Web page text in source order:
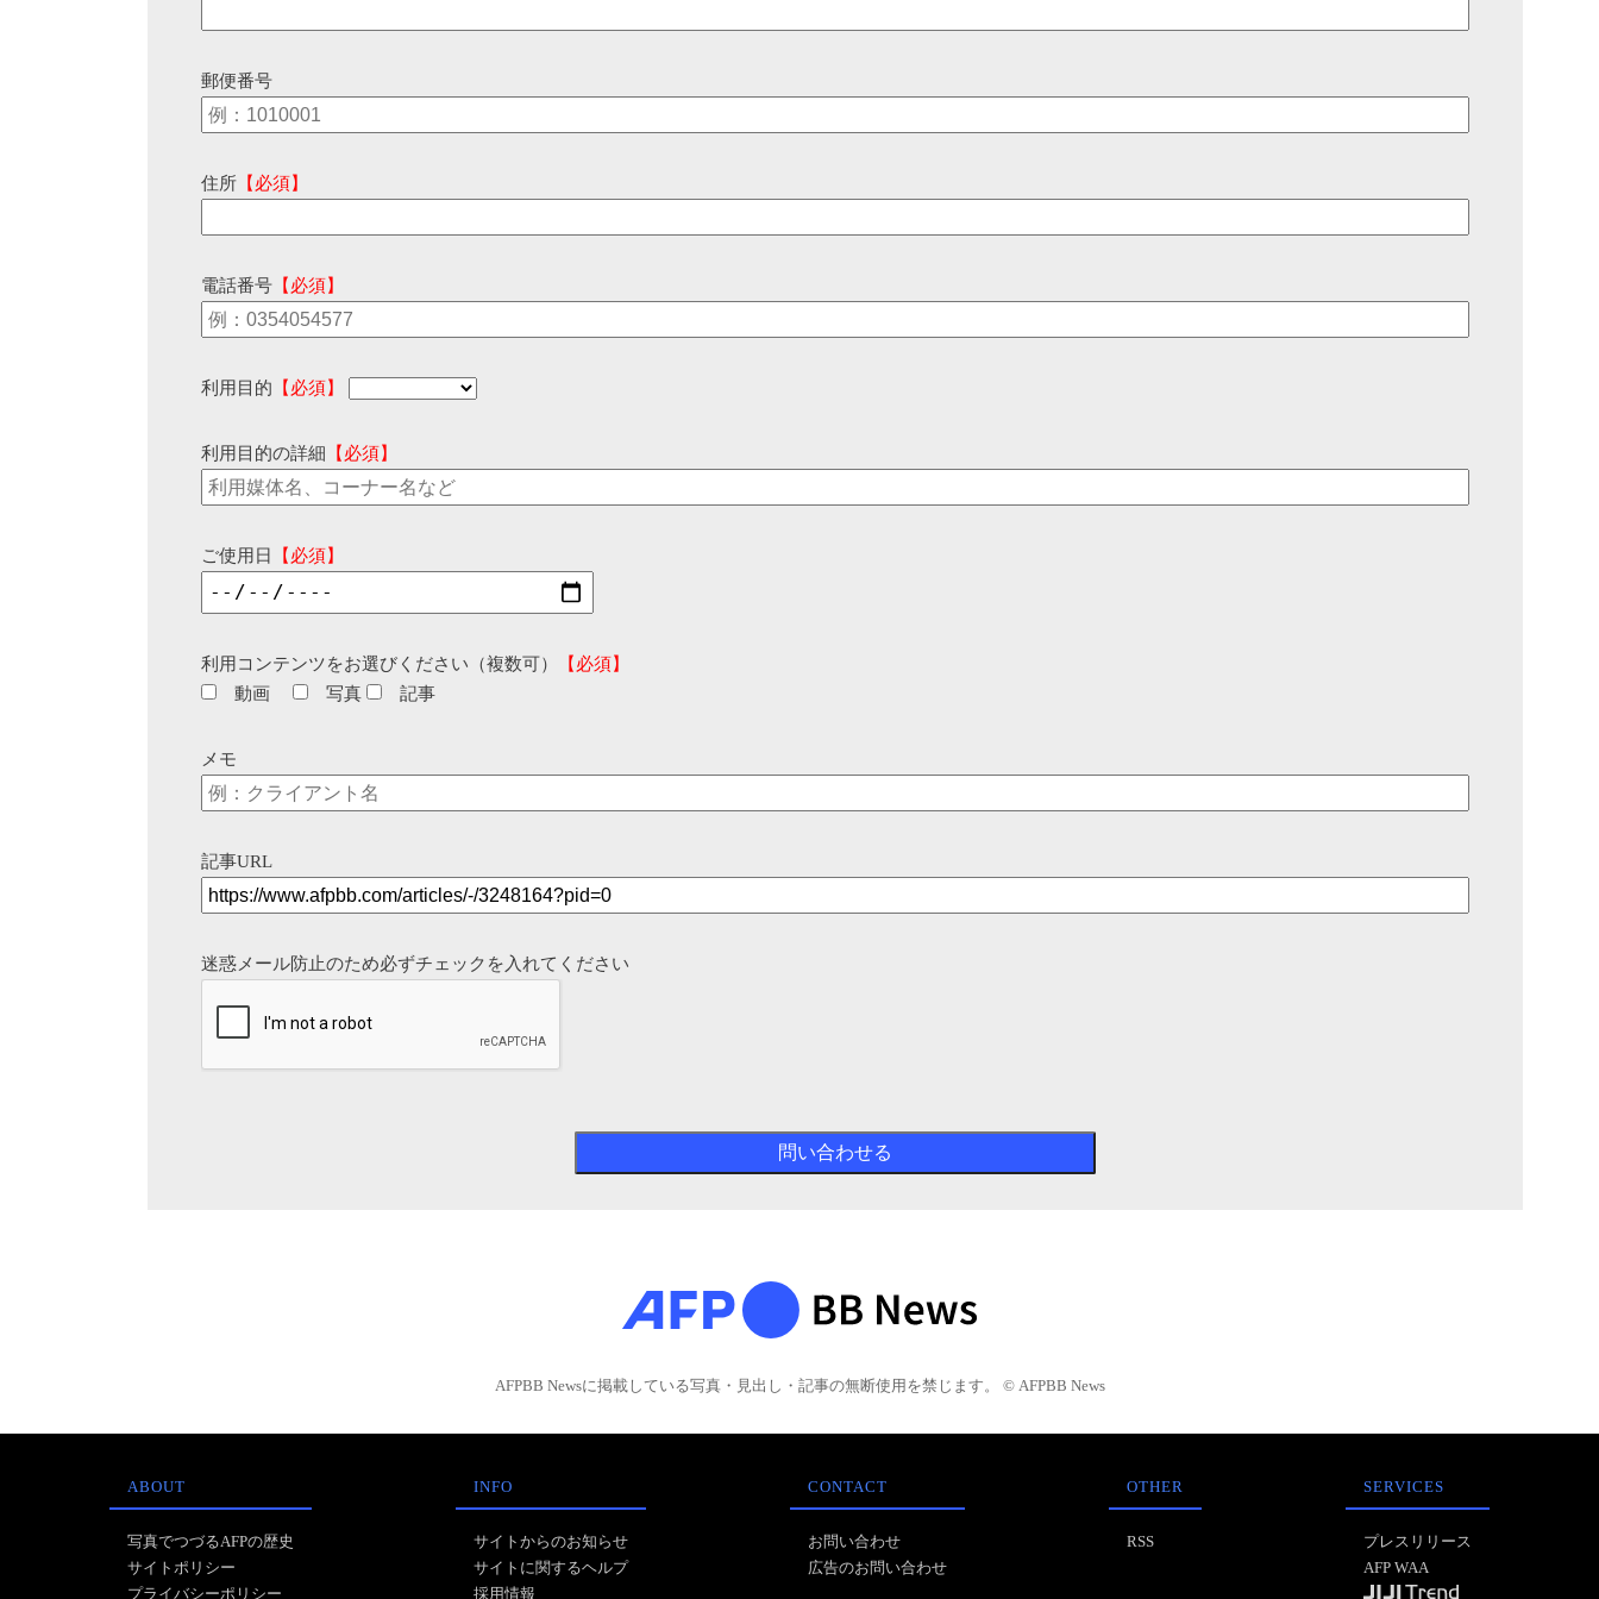
郵便番号
住所 【必須】
電話番号 【必須】
利用目的 【必須】
利用目的の詳細 【必須】
ご使用日 【必須】
利用コンテンツをお選びください（複数可）
【必須】
動画
写真 記事
メモ
記事URL
迷惑メール防止のため必ずチェックを入れてください
AFPBB Newsに掲載している写真・見出し・記事の無断使用を禁じます。 © AFPBB News
ABOUT
写真でつづるAFPの歴史
サイトポリシー
プライバシーポリシー
INFO
サイトからのお知らせ
サイトに関するヘルプ
採用情報
CONTACT
お問い合わせ
広告のお問い合わせ
OTHER
RSS
SERVICES
プレスリリース
AFP WAA